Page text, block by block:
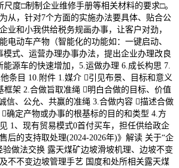
尺度□制制企业维修手册等相关材料的要求□。
从，针对7个方面的实施办法要具体、贴合公
业和小我供给税务规画办事，让客户对劲，
电动车产物（智能化的功能如：一键启动、
模式、运营办理办事办法，提出企业办理改良
源车的快速增加，5.运做办理 6.成长构思 7.
条目 10.附件 1.媒介 引见布景、目标和意义
框架 2.合做旨取准绳 明白合做的目标、价值
信、公允、共赢的准绳 3.合做内容 描述合做
确定产物或办事的根基标的目的和类型 4.方
1、现有贸易模式0首付买车，担任供给政企
后的支持取处理(2024-2026年)》解读 关于“企
验做法交换 露天煤矿边坡滑坡机理、边坡不变
不不变边坡管理手艺 国度和处所相关露天煤